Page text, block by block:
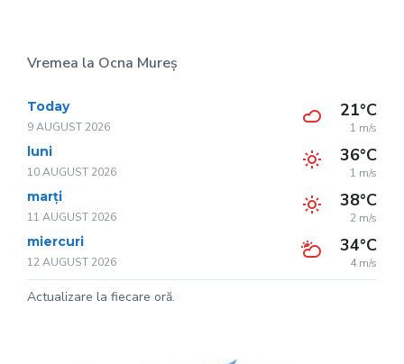
Vremea la Ocna Mureș
Today
9 AUGUST 2026
21°C
1 m/s
luni
10 AUGUST 2026
36°C
1 m/s
marți
11 AUGUST 2026
38°C
2 m/s
miercuri
12 AUGUST 2026
34°C
4 m/s
Actualizare la fiecare oră.